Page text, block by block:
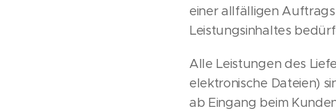
einer allfälligen
Leistungsinhaltes
Alle Leistungen des
elektronische Dateien)
ab Eingang beim